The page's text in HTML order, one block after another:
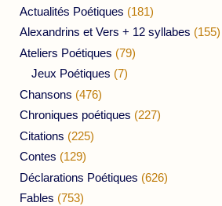
Actualités Poétiques (181)
Alexandrins et Vers + 12 syllabes (155)
Ateliers Poétiques (79)
Jeux Poétiques (7)
Chansons (476)
Chroniques poétiques (227)
Citations (225)
Contes (129)
Déclarations Poétiques (626)
Fables (753)